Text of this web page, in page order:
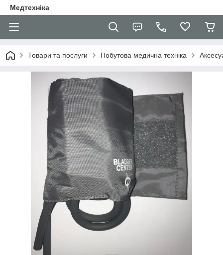
Медтехніка
Товари та послуги Побутова медична техніка